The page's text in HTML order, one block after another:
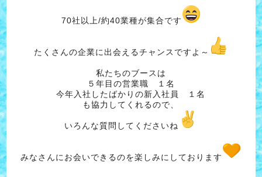
70社以上/約40業種が集合です
たくさんの企業に出会えるチャンスですよ～
私たちのブースは
５年目の営業職 １名
今年入社したばかりの新入社員 １名
も協力してくれるので、
いろんな質問してくださいね
みなさんにお会いできるのを楽しみにしております